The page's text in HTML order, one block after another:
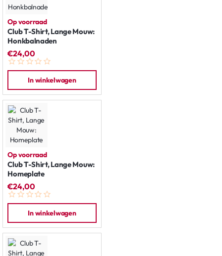
Op voorraad
Club T-Shirt, Lange Mouw:
Honkbalnaden
€24,00
In winkelwagen
Op voorraad
Club T-Shirt, Lange Mouw:
Homeplate
€24,00
In winkelwagen